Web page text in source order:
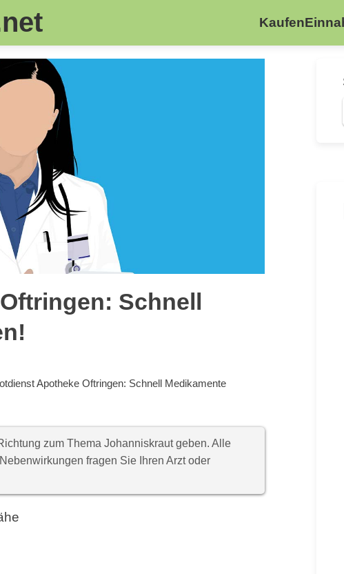
Kaufen
Schnell
Apotheke Oftringen: Schnell Medikamente
zum Thema Johanniskraut geben. Alle
fragen Sie Ihren Arzt oder